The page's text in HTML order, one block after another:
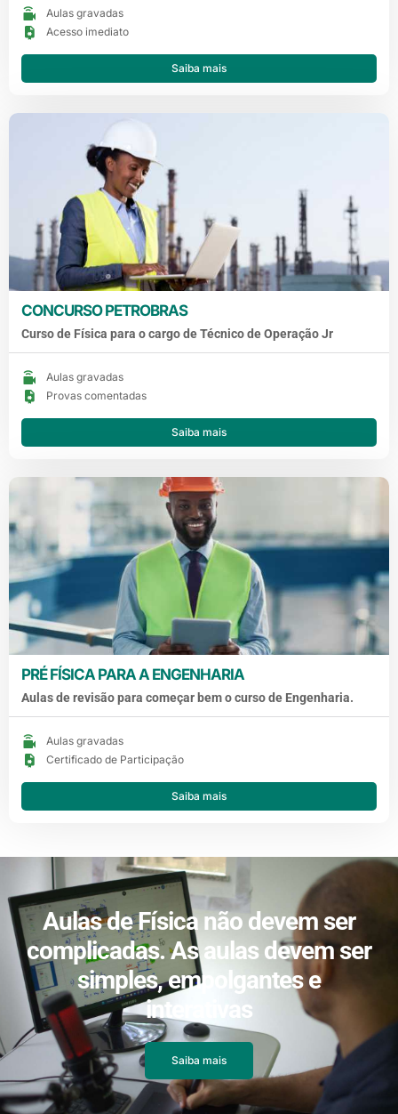
Aulas gravadas
Acesso imediato
Saiba mais
CONCURSO PETROBRAS
Curso de Física para o cargo de Técnico de Operação Jr
Aulas gravadas
Provas comentadas
Saiba mais
PRÉ FÍSICA PARA A ENGENHARIA
Aulas de revisão para começar bem o curso de Engenharia.
Aulas gravadas
Certificado de Participação
Saiba mais
Aulas de Física não devem ser
complicadas. As aulas devem ser
simples, empolgantes e
interativas
Saiba mais